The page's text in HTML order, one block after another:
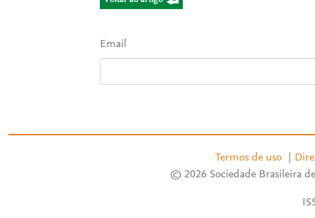
Email
Termos de uso
© 2026 Sociedade Brasileira